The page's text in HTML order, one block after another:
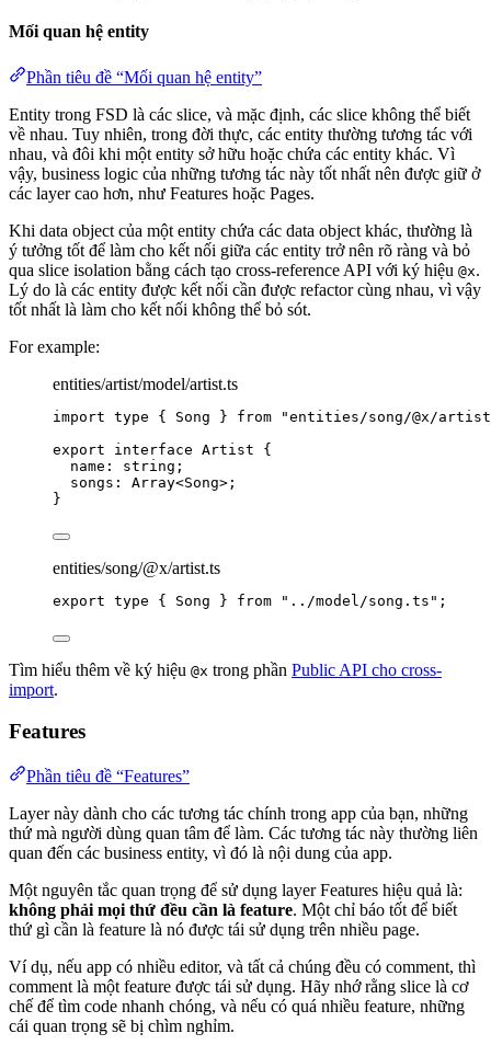
Mối quan hệ entity
Phần tiêu đề “Mối quan hệ entity”
Entity trong FSD là các slice, và mặc định, các slice không thể biết
về nhau. Tuy nhiên, trong đời thực, các entity thường tương tác với
nhau, và đôi khi một entity sở hữu hoặc chứa các entity khác. Vì
vậy, business logic của những tương tác này tốt nhất nên được giữ ở
các layer cao hơn, như Features hoặc Pages.
Khi data object của một entity chứa các data object khác, thường là
ý tưởng tốt để làm cho kết nối giữa các entity trở nên rõ ràng và bỏ
qua slice isolation bằng cách tạo cross-reference API với ký hiệu @x.
Lý do là các entity được kết nối cần được refactor cùng nhau, vì vậy
tốt nhất là làm cho kết nối không thể bỏ sót.
For example:
entities/artist/model/artist.ts
import type { Song } from "entities/song/@x/artist
export
interface Artist {
name : string ;
songs : Array<Song>;
}
entities/song/@x/artist.ts
export type { Song } from " ../model/song.ts " ;
Tìm hiểu thêm về ký hiệu @x trong phần Public API cho cross-
import.
Features
Phần tiêu đề “Features”
Layer này dành cho các tương tác chính trong app của bạn, những
thứ mà người dùng quan tâm để làm. Các tương tác này thường liên
quan đến các business entity, vì đó là nội dung của app.
Một nguyên tắc quan trọng để sử dụng layer Features hiệu quả là:
không phải mọi thứ đều cần là feature. Một chỉ báo tốt để biết
thứ gì cần là feature là nó được tái sử dụng trên nhiều page.
Ví dụ, nếu app có nhiều editor, và tất cả chúng đều có comment, thì
comment là một feature được tái sử dụng. Hãy nhớ rằng slice là cơ
chế để tìm code nhanh chóng, và nếu có quá nhiều feature, những
cái quan trọng sẽ bị chìm nghỉm.